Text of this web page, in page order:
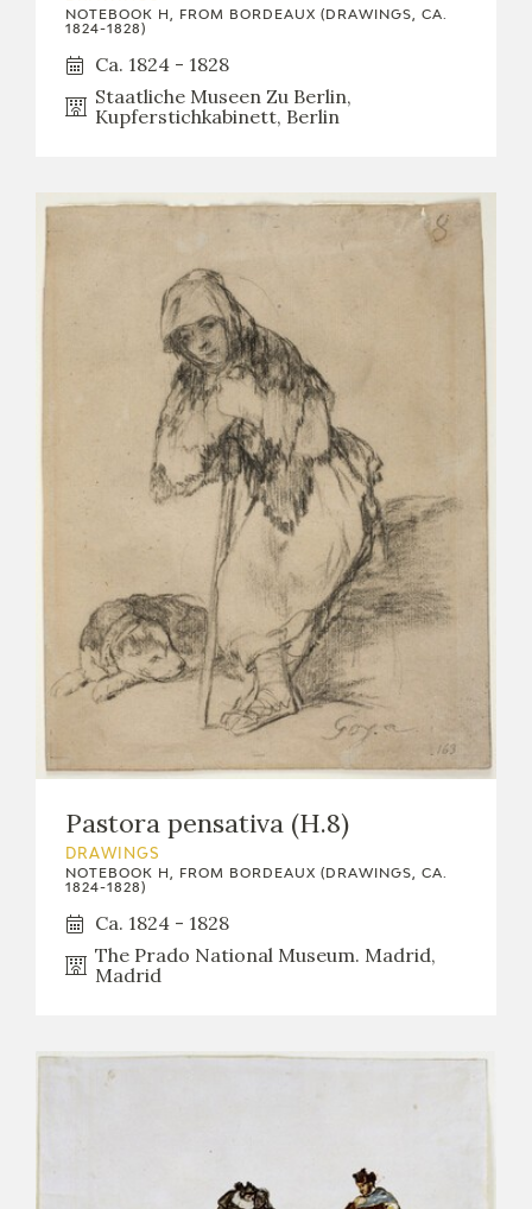
NOTEBOOK H, FROM BORDEAUX (DRAWINGS, CA.
1824-1828)
Ca. 1824 - 1828
Staatliche Museen Zu Berlin,
Kupferstichkabinett, Berlin
Pastora pensativa (H.8)
DRAWINGS
NOTEBOOK H, FROM BORDEAUX (DRAWINGS, CA.
1824-1828)
Ca. 1824 - 1828
The Prado National Museum. Madrid,
Madrid